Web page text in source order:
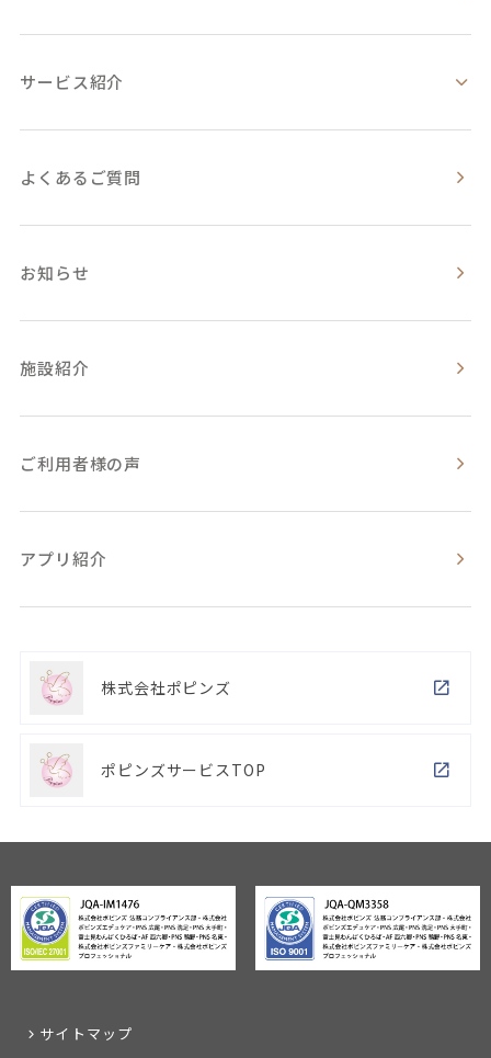
サービス紹介
よくあるご質問
お知らせ
施設紹介
ご利用者様の声
アプリ紹介
株式会社ポピンズ
ポピンズサービスTOP
サイトマップ